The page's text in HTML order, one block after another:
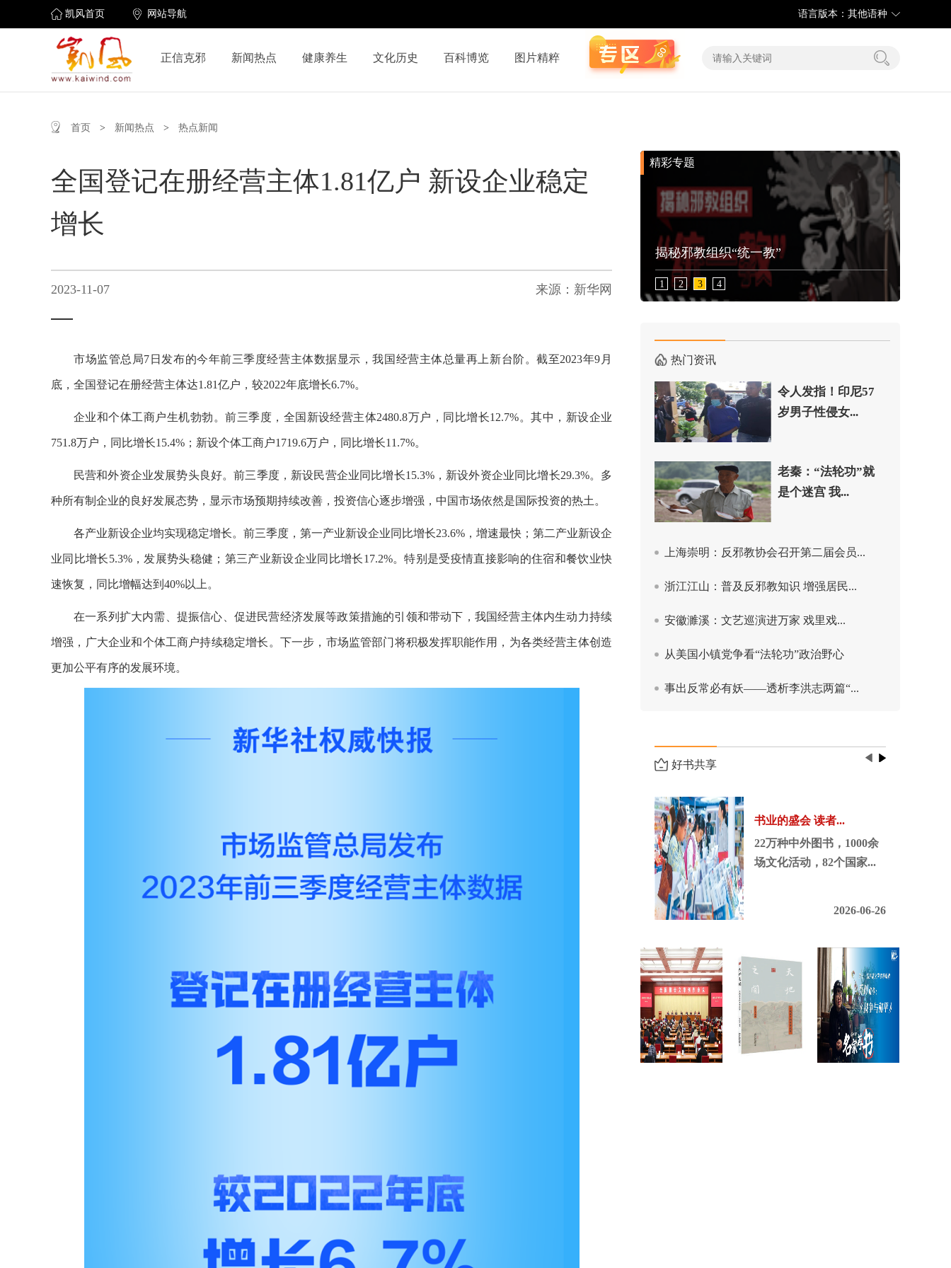
凯风首页 网站导航 语言版本：其他语种
正信克邪 新闻热点 健康养生 文化历史 百科博览 图片精粹
首页 > 新闻热点 > 热点新闻
全国登记在册经营主体1.81亿户 新设企业稳定
增长
2023-11-07 来源：新华网
市场监管总局7日发布的今年前三季度经营主体数据显示，我国经营主体总量再上新台阶。截至2023年9月
底，全国登记在册经营主体达1.81亿户，较2022年底增长6.7%。
企业和个体工商户生机勃勃。前三季度，全国新设经营主体2480.8万户，同比增长12.7%。其中，新设企业
751.8万户，同比增长15.4%；新设个体工商户1719.6万户，同比增长11.7%。
民营和外资企业发展势头良好。前三季度，新设民营企业同比增长15.3%，新设外资企业同比增长29.3%。多
种所有制企业的良好发展态势，显示市场预期持续改善，投资信心逐步增强，中国市场依然是国际投资的热土。
各产业新设企业均实现稳定增长。前三季度，第一产业新设企业同比增长23.6%，增速最快；第二产业新设企
业同比增长5.3%，发展势头稳健；第三产业新设企业同比增长17.2%。特别是受疫情直接影响的住宿和餐饮业快
速恢复，同比增幅达到40%以上。
在一系列扩大内需、提振信心、促进民营经济发展等政策措施的引领和带动下，我国经营主体内生动力持续
增强，广大企业和个体工商户持续稳定增长。下一步，市场监管部门将积极发挥职能作用，为各类经营主体创造
更加公平有序的发展环境。